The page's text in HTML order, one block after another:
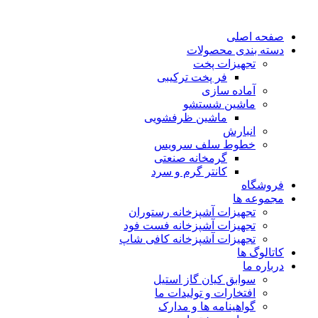
صفحه اصلی
دسته بندی محصولات
تجهیزات پخت
فر پخت ترکیبی
آماده سازی
ماشین شستشو
ماشین ظرفشویی
انبارش
خطوط سلف سرویس
گرمخانه صنعتی
کانتر گرم و سرد
فروشگاه
مجموعه ها
تجهیزات آشپزخانه رستوران
تجهیزات آشپزخانه فست فود
تجهیزات آشپزخانه کافی شاپ
کاتالوگ ها
درباره ما
سوابق کیان گاز استیل
افتخارات و تولیدات ما
گواهینامه ها و مدارک